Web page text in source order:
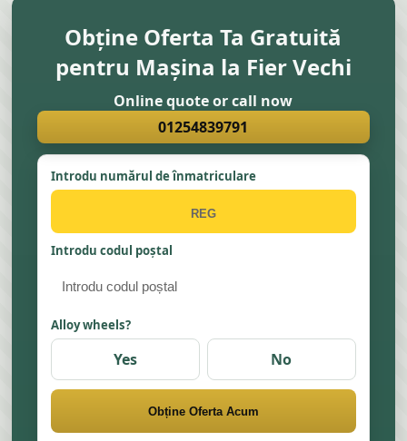
Obține Oferta Ta Gratuită
pentru Mașina la Fier Vechi
Online quote or call now
01254839791
Introdu numărul de înmatriculare
Introdu codul poștal
Alloy wheels?
Yes No
Obține Oferta Acum